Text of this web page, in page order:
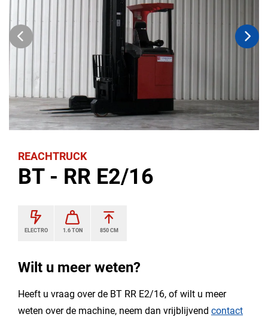
REACHTRUCK
BT - RR E2/16
ELECTRO 1.6 TON 850 CM
Wilt u meer weten?
Heeft u vraag over de BT RR E2/16, of wilt u meer
weten over de machine, neem dan vrijblijvend contact